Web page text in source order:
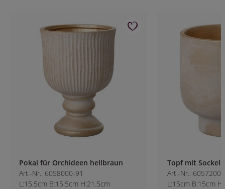
Pokal für Orchideen hellbraun
Art.-Nr.: 6058000-91
L:15.5cm B:15.5cm H:21.5cm
Topf mit Sockel
Art.-Nr.: 6057200-
L:15cm B:15cm